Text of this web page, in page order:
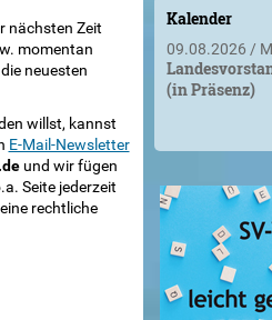
nächsten Zeit
momentan
neuesten
willst, kannst
E-Mail-Newsletter
und wir fügen
Seite jederzeit
rechtliche
Kalender
09.08.2026
(in Präsenz)